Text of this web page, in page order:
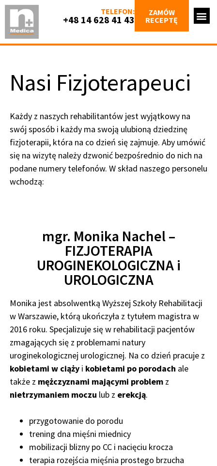
TELEFON:
+48 14 628 41 43
ZAMÓW
RECEPTĘ
Nasi Fizjoterapeuci
Każdy z naszych rehabilitantów jest wyjątkowy na
swój sposób i każdy ma swoją ulubioną dziedzinę
fizjoterapii, która na co dzień się zajmuje. Aby umówić
się na wizytę należy dzwonić bezpośrednio do nich na
podane numery telefonów. W skład naszego personelu
wchodzą:
mgr. Monika Nachel –
FIZJOTERAPIA
UROGINEKOLOGICZNA i
UROLOGICZNA
Monika jest absolwentką Wyższej Szkoły Rehabilitacji
w Warszawie, którą ukończyła z tytułem magistra w
2016 roku. Specjalizuje się w rehabilitacji pacjentów
zmagających się z problemami natury
uroginekologicznej urologicznej. Na co dzień pracuje z
kobietami w ciąży i kobietami po porodach ale
także z mężczyznami mającymi problem z
nietrzymaniem moczu lub z erekcją.
przygotowanie do porodu
trening dna mięśni miednicy
mobilizacji blizny po CC i nacięciu krocza
terapia rozejścia mięśnia prostego brzucha